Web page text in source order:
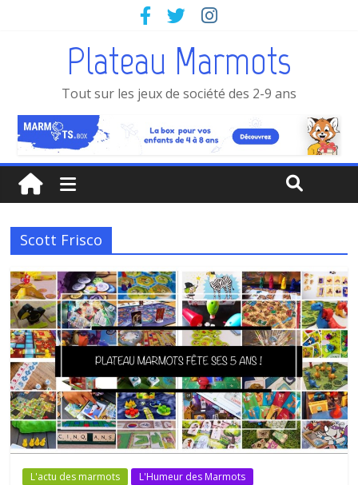
Plateau Marmots
Tout sur les jeux de société des 2-9 ans
Scott Frisco
L'actu des marmots L'Humeur des Marmots